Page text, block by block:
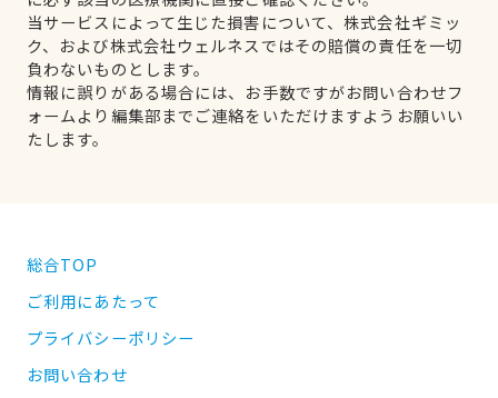
当サービスによって生じた損害について、株式会社ギミッ
ク、および株式会社ウェルネスではその賠償の責任を一切
負わないものとします。
情報に誤りがある場合には、お手数ですがお問い合わせフ
ォームより編集部までご連絡をいただけますようお願いい
たします。
総合TOP
ご利用にあたって
プライバシーポリシー
お問い合わせ